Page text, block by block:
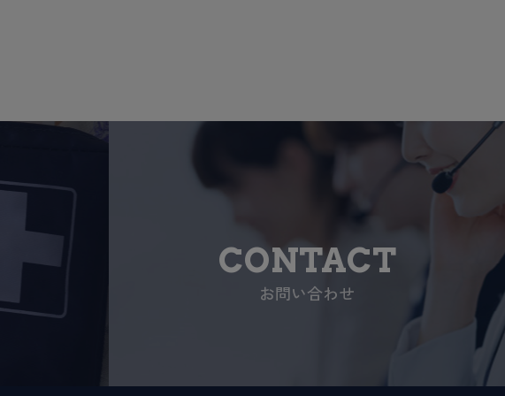
CONTACT
お問い合わせ